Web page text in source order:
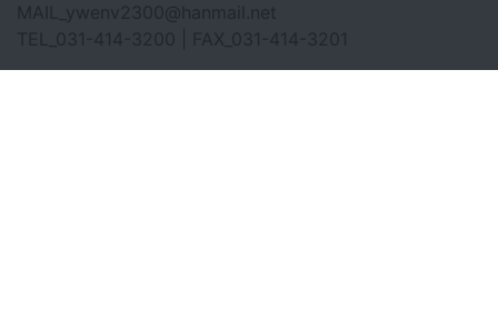
MAIL_ywenv2300@hanmail.net
TEL_031-414-3200 | FAX_031-414-3201